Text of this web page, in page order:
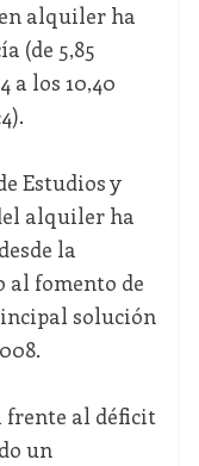
alquiler ha
(de 5,85
a los 10,40
Estudios y
alquiler ha
la
al fomento de
solución
frente al déficit
un